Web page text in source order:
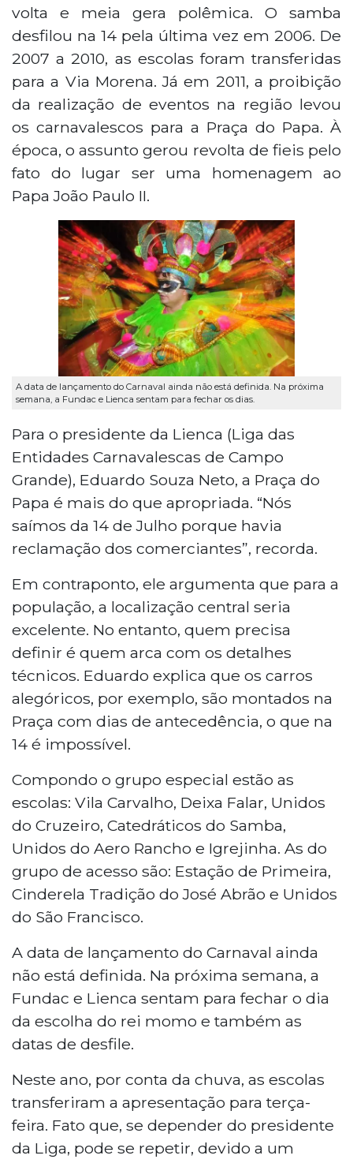
volta e meia gera polêmica. O samba
desfilou na 14 pela última vez em 2006. De
2007 a 2010, as escolas foram transferidas
para a Via Morena. Já em 2011, a proibição
da realização de eventos na região levou
os carnavalescos para a Praça do Papa. À
época, o assunto gerou revolta de fieis pelo
fato do lugar ser uma homenagem ao
Papa João Paulo II.
A data de lançamento do Carnaval ainda não está definida. Na próxima
semana, a Fundac e Lienca sentam para fechar os dias.
Para o presidente da Lienca (Liga das
Entidades Carnavalescas de Campo
Grande), Eduardo Souza Neto, a Praça do
Papa é mais do que apropriada. “Nós
saímos da 14 de Julho porque havia
reclamação dos comerciantes”, recorda.
Em contraponto, ele argumenta que para a
população, a localização central seria
excelente. No entanto, quem precisa
definir é quem arca com os detalhes
técnicos. Eduardo explica que os carros
alegóricos, por exemplo, são montados na
Praça com dias de antecedência, o que na
14 é impossível.
Compondo o grupo especial estão as
escolas: Vila Carvalho, Deixa Falar, Unidos
do Cruzeiro, Catedráticos do Samba,
Unidos do Aero Rancho e Igrejinha. As do
grupo de acesso são: Estação de Primeira,
Cinderela Tradição do José Abrão e Unidos
do São Francisco.
A data de lançamento do Carnaval ainda
não está definida. Na próxima semana, a
Fundac e Lienca sentam para fechar o dia
da escolha do rei momo e também as
datas de desfile.
Neste ano, por conta da chuva, as escolas
transferiram a apresentação para terça-
feira. Fato que, se depender do presidente
da Liga, pode se repetir, devido a um